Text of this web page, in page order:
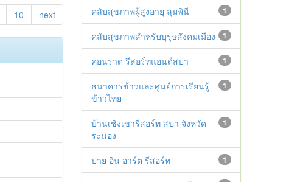
10 next 1
คลับสุขภาพผู้สูงอายุ ลุมพินี
1
คลับสุขภาพสำหรับบุรุษสังคมเมือง
1
คอนราด รีสอร์ทแอนด์สปา
1
ธนาคารข้าวและศูนย์การเรียนรู้
ข้าวไทย
1
บ้านเชิงเขารีสอร์ท สปา จังหวัด
ระนอง
1
ปาย อิน อาร์ต รีสอร์ท